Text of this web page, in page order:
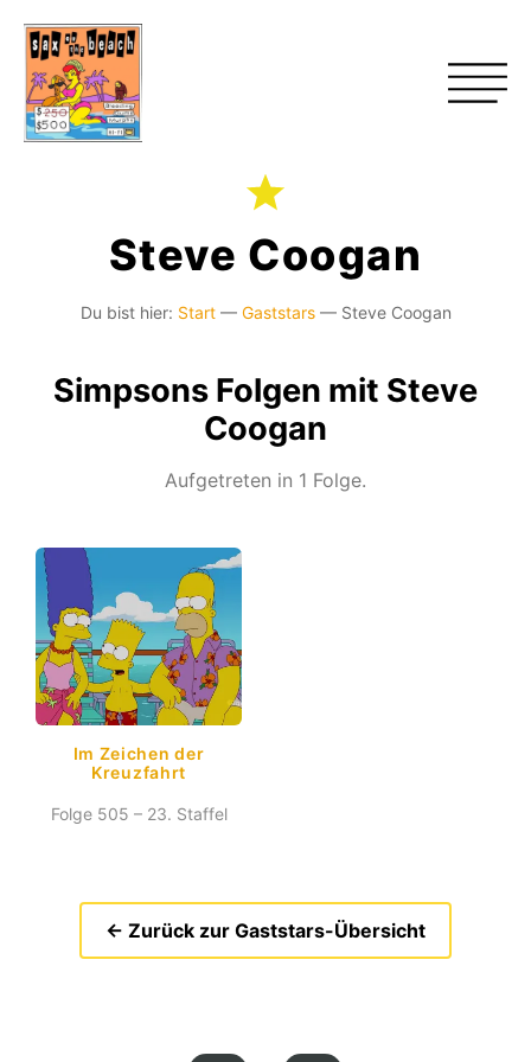
Steve Coogan
Du bist hier: Start— Gaststars— Steve Coogan
Simpsons Folgen mit Steve
Coogan
Aufgetreten in 1 Folge.
Im Zeichen der
Kreuzfahrt
Folge 505 – 23. Staffel
← Zurück zur Gaststars-Übersicht